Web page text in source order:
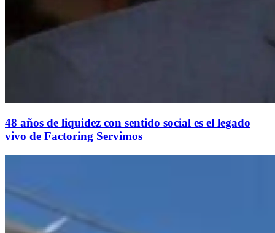
48 años de liquidez con sentido social es el legado
vivo de Factoring Servimos